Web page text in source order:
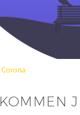
Corona
KOMMEN